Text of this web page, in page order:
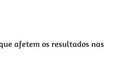
afetem os resultados nas